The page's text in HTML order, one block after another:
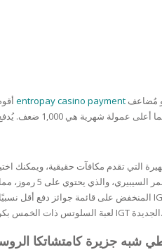
entropay casino payment
لعبة السلوتس ذات الخمس بكرات بين ثلاث ألعاب سلوتس في لعبة واحدة، حيث تقدم تصميم البكرات الماسي الجديد كليًا من ألعاب IGT الجديدة.